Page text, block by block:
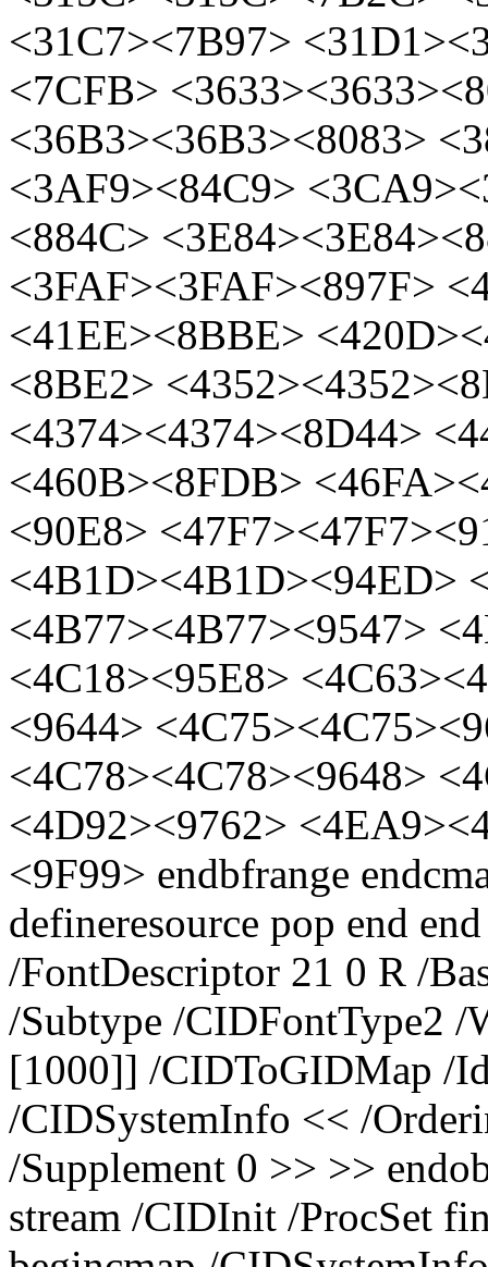
<31C7><7B97>
<7CFB>
<36B3><36B3><8083>
<3AF9><84C9>
<884C>
<3FAF><3FAF><897F>
<41EE><8BBE>
<8BE2>
<4374><4374><8D44>
<460B><8FDB>
<90E8>
<4B1D><4B1D><94ED>
<4B77><4B77><9547>
<4C18><95E8>
<9644>
<4C78><4C78><9648>
<4D92><9762>
<9F99> endbfrange
defineresource pop end
/FontDescriptor 21 0 R /
/Subtype /CIDFontType2
[1000]] /CIDToGIDMap /
/CIDSystemInfo << /
/Supplement 0 >> >>
stream /CIDInit /ProcSet